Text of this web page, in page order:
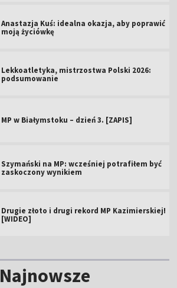
Anastazja Kuś: idealna okazja, aby poprawić
moją życiówkę
Lekkoatletyka, mistrzostwa Polski 2026:
podsumowanie
MP w Białymstoku – dzień 3. [ZAPIS]
Szymański na MP: wcześniej potrafiłem być
zaskoczony wynikiem
Drugie złoto i drugi rekord MP Kazimierskiej!
[WIDEO]
Najnowsze